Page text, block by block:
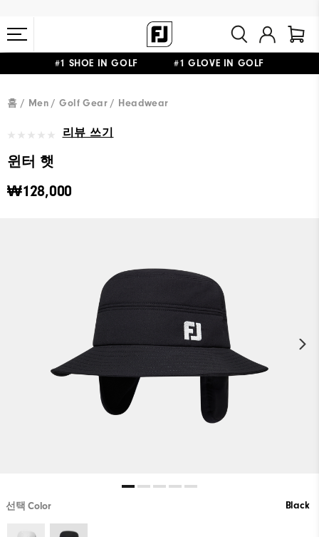
#1 SHOE IN GOLF #1 GLOVE IN GOLF
홈 Men Golf Gear Headwear
리뷰 쓰기
윈터 햇
₩128,000
선택 Color Black